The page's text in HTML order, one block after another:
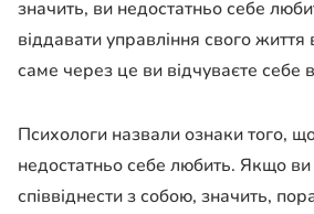
значить, ви недостатньо себе
віддавати управління свого
саме через це ви відчуваєте себе
Психологи назвали ознаки того,
недостатньо себе любить. Якщо
співвіднести з собою, значить,